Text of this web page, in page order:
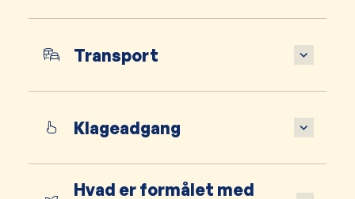
Transport
Klageadgang
Hvad er formålet med